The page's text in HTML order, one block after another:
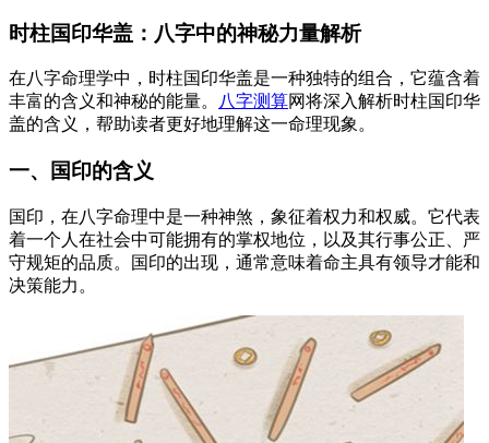
时柱国印华盖：八字中的神秘力量解析
在八字命理学中，时柱国印华盖是一种独特的组合，它蕴含着
丰富的含义和神秘的能量。
八字测算网将深入解析时柱国印华
盖的含义，帮助读者更好地理解这一命理现象。
一、国印的含义
国印，在八字命理中是一种神煞，象征着权力和权威。它代表
着一个人在社会中可能拥有的掌权地位，以及其行事公正、严
守规矩的品质。国印的出现，通常意味着命主具有领导才能和
决策能力。